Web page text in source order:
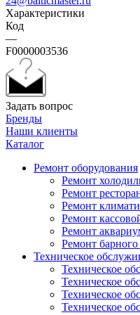
Характеристики
Код
—
F0000003536
Задать вопрос
Бренды
Наши клиенты
Каталог
Ремонт оборудования
Ремонт
Ремонт
Ремонт
Ремонт
Ремонт
Ремонт
Техническое
Техническое
Техническое
Техническое
Техническое